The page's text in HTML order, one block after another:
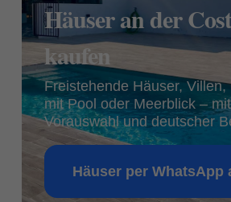
Häuser an der
kaufen
Freistehende Häuser, Villen,
mit Pool oder Meerblick –
Vorauswahl und deutscher
Häuser per WhatsApp